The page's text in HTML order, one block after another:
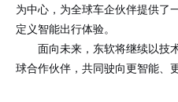
为中心，为全球车企伙伴提供了
定义智能出行体验。
面向未来，东软将继续以技
球合作伙伴，共同驶向更智能、